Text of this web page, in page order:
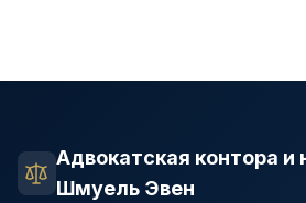
Адвокатская контора и
Шмуель Эвен